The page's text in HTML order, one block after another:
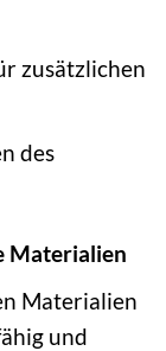
zusätzlichen
des
Materialien
Materialien
und